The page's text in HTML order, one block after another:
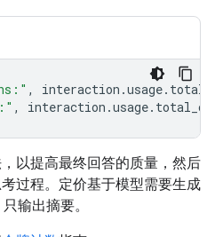
, interaction .usage.
, interaction .usage.
以提高最终回答的质量，然后
考过程。定价基于模型需要生成
输出摘要。